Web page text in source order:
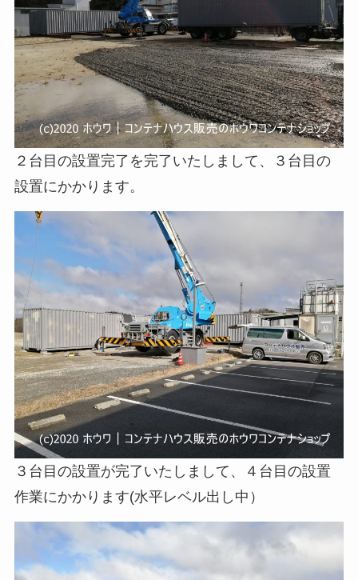
２台目の設置完了を完了いたしまして、３台目の
設置にかかります。
３台目の設置が完了いたしまして、４台目の設置
作業にかかります(水平レベル出し中）